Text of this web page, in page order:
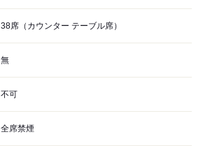
38席（カウンター テーブル席）
無
不可
全席禁煙